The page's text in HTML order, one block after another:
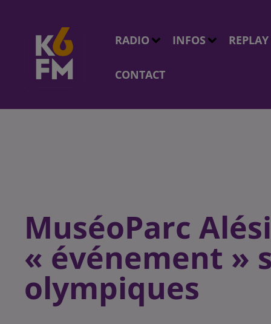
RADIO INFOS REPLAY
CONTACT
MuséoParc
« événement »
olympiques